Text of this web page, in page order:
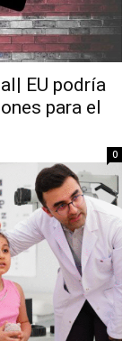
EU podría
para el
0